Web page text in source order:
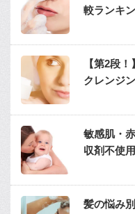
較ランキ
【第2段
クレンジ
敏感肌・
収剤不使
髪の悩み